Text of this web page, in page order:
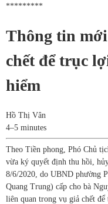
*********
Thông tin
chết để trục
hiểm
Hồ Thị Vân
4–5 minutes
Theo Tiền phong, Phó Chủ
vừa ký quyết định thu hồi,
8/6/2020, do UBND phường
Quang Trung) cấp cho bà
liên quan trong vụ giả chết